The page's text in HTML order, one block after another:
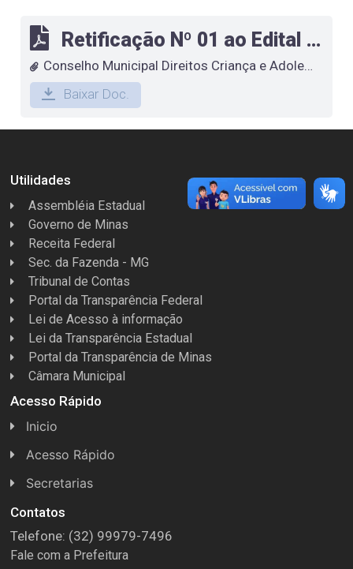
Retificação Nº 01 ao Edital 01-2019
Conselho Municipal Direitos Criança e Adolescente
Baixar Doc.
Utilidades
Assembléia Estadual
Governo de Minas
Receita Federal
Sec. da Fazenda - MG
Tribunal de Contas
Portal da Transparência Federal
Lei de Acesso à informação
Lei da Transparência Estadual
Portal da Transparência de Minas
Câmara Municipal
Acesso Rápido
Inicio
Acesso Rápido
Concursos
Conselhos
Espera Feliz Antigamente
Secretarias
Licitações
Secretaria de Esportes
Contatos
Telefone: (32) 99979-7496
Fale com a Prefeitura